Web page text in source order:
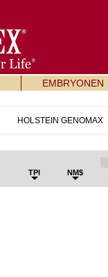
EMBRYONEN
HOLSTEIN GENOMAX
TPI NM$